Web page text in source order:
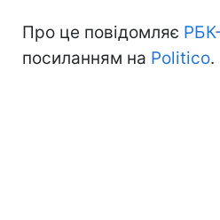
Про це повідомляє
посиланням на Politico.